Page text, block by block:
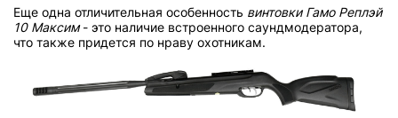
Еще одна отличительная особенность винтовки Гамо Реплэй
10 Максим- это наличие встроенного саундмодератора,
что также придется по нраву охотникам.